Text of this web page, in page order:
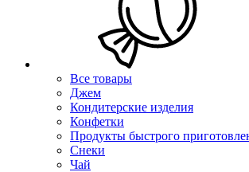
Все товары
Джем
Кондитерские изделия
Конфетки
Продукты быстрого
Снеки
Чай